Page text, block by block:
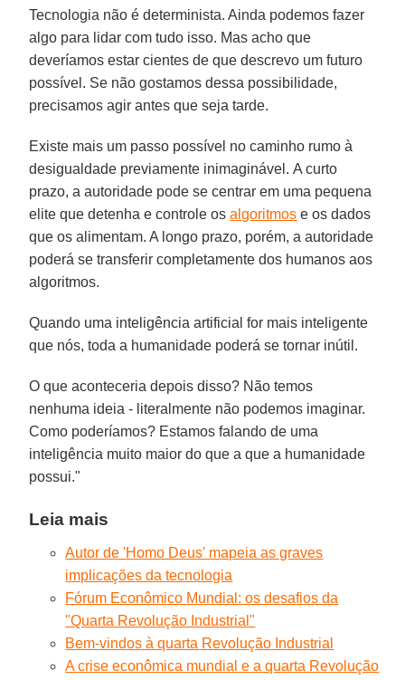
Tecnologia não é determinista. Ainda podemos fazer
algo para lidar com tudo isso. Mas acho que
deveríamos estar cientes de que descrevo um futuro
possível. Se não gostamos dessa possibilidade,
precisamos agir antes que seja tarde.
Existe mais um passo possível no caminho rumo à
desigualdade previamente inimaginável. A curto
prazo, a autoridade pode se centrar em uma pequena
elite que detenha e controle osalgoritmos e os dados
que os alimentam. A longo prazo, porém, a autoridade
poderá se transferir completamente dos humanos aos
algoritmos.
Quando uma inteligência artificial for mais inteligente
que nós, toda a humanidade poderá se tornar inútil.
O que aconteceria depois disso? Não temos
nenhuma ideia - literalmente não podemos imaginar.
Como poderíamos? Estamos falando de uma
inteligência muito maior do que a que a humanidade
possui."
Leia mais
Autor de 'Homo Deus' mapeia as graves
implicações da tecnologia
Fórum Econômico Mundial: os desafios da
"Quarta Revolução Industrial"
Bem-vindos à quarta Revolução Industrial
A crise econômica mundial e a quarta Revolução